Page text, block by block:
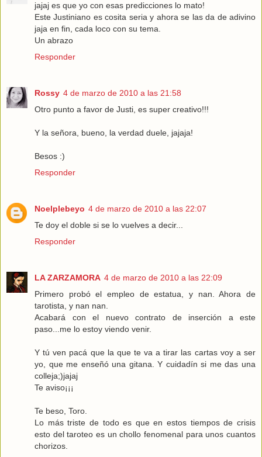
jajaj es que yo con esas predicciones lo mato!
Este Justiniano es cosita seria y ahora se las da de adivino
jaja en fin, cada loco con su tema.
Un abrazo
Responder
Rossy 4 de marzo de 2010 a las 21:58
Otro punto a favor de Justi, es super creativo!!!
Y la señora, bueno, la verdad duele, jajaja!
Besos :)
Responder
Noelplebeyo 4 de marzo de 2010 a las 22:07
Te doy el doble si se lo vuelves a decir...
Responder
LA ZARZAMORA 4 de marzo de 2010 a las 22:09
Primero probó el empleo de estatua, y nan. Ahora de
tarotista, y nan nan.
Acabará con el nuevo contrato de inserción a este
paso...me lo estoy viendo venir.
Y tú ven pacá que la que te va a tirar las cartas voy a ser
yo, que me enseñó una gitana. Y cuidadín si me das una
colleja;)jajaj
Te aviso¡¡¡
Te beso, Toro.
Lo más triste de todo es que en estos tiempos de crisis
esto del taroteo es un chollo fenomenal para unos cuantos
chorizos.